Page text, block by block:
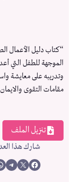
“كتاب دليل الأعمال
الموجهة للطفل التي
وتدريبه على معايشة
مقامات التقوى والايمان
تنزيل الملف
شارك هذا
Share on Facebook
Share on X
Share on Telegram
Share on WhatsApp